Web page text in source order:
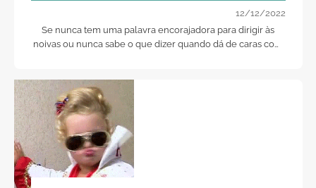
12/12/2022
Se nunca tem uma palavra encorajadora para dirigir às
noivas ou nunca sabe o que dizer quando dá de caras com